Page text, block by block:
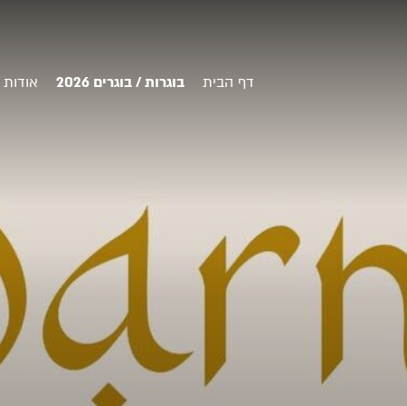
דף הבית בוגרות / בוגרים 2026 אודות